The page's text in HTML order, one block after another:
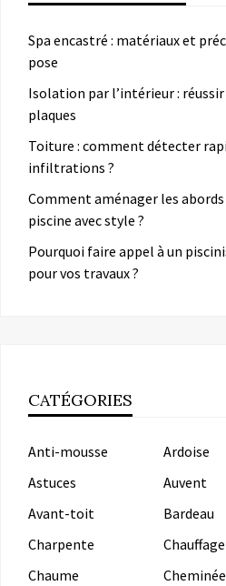
Spa encastré : matériaux et
pose
Isolation par l’intérieur : réussir
plaques
Toiture : comment détecter
infiltrations ?
Comment aménager les
piscine avec style ?
Pourquoi faire appel à un
pour vos travaux ?
CATÉGORIES
Anti-mousse
Ardoise
Astuces
Auvent
Avant-toit
Bardeau
Charpente
Chauffage
Chaume
Cheminée